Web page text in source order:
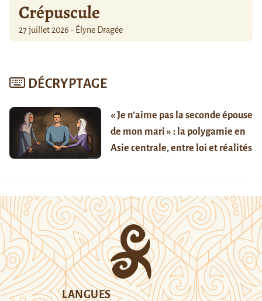
Crépuscule
27 juillet 2026 - Élyne Dragée
DÉCRYPTAGE
« Je n’aime pas la seconde épouse
de mon mari » : la polygamie en
Asie centrale, entre loi et réalités
LANGUES